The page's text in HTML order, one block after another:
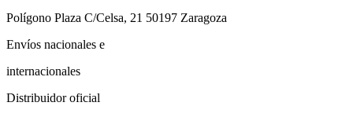
Polígono Plaza C/Celsa, 21 50197 Zaragoza
Envíos nacionales e
internacionales
Distribuidor oficial